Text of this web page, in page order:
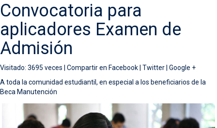
Convocatoria para
aplicadores Examen de
Admisión
Visitado: 3695 veces | Compartir en Facebook Twitter Google +
A toda la comunidad estudiantil, en especial a los beneficiarios de la
Beca Manutención